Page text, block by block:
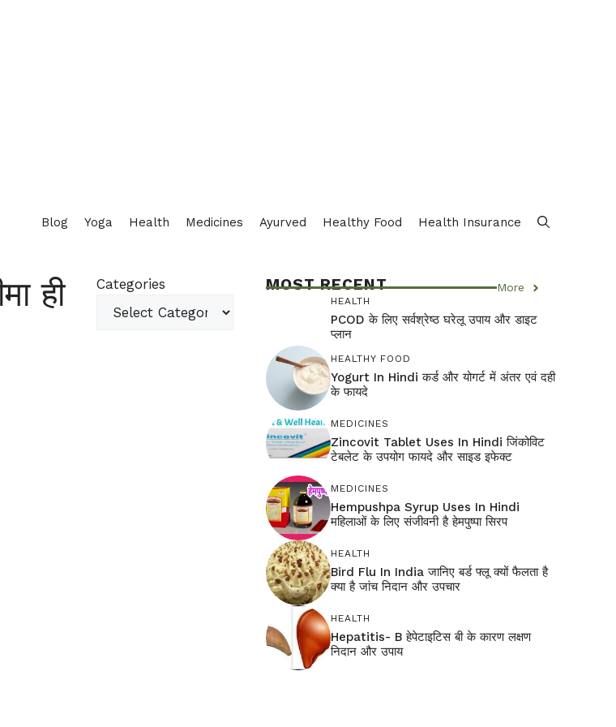
Blog Yoga Health Medicines Ayurved Healthy Food Health Insurance
ही
Categories MOST RECENT More
HEALTH
PCOD के लिए सर्वश्रेष्ठ घरेलू उपाय और डाइट
प्लान
HEALTHY FOOD
Yogurt In Hindi कर्ड और योगर्ट में अंतर एवं दही
के फायदे
MEDICINES
Zincovit Tablet Uses In Hindi जिंकोविट
टेबलेट के उपयोग फायदे और साइड इफेक्ट
MEDICINES
Hempushpa Syrup Uses In Hindi
महिलाओं के लिए संजीवनी है हेमपुष्पा सिरप
HEALTH
Bird Flu In India जानिए बर्ड फ्लू क्यों फैलता है
क्या है जांच निदान और उपचार
HEALTH
Hepatitis- B हेपेटाइटिस बी के कारण लक्षण
निदान और उपाय